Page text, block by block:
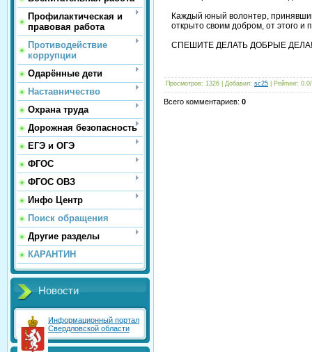
Профилактическая и
правовая работа
Противодействие
коррупции
Одарённые дети
Наставничество
Охрана труда
Дорожная безопасность
ЕГЭ и ОГЭ
ФГОС
ФГОС ОВЗ
Инфо Центр
Поиск обращения
Другие разделы
КАРАНТИН
Новости
Информационный портал
Свердловской области
Каждый юный волонтер,
открыто своим добром, от этого
СПЕШИТЕ ДЕЛАТЬ ДОБРЫЕ ДЕЛА!
Просмотров: 1326 | Добавил: sc25 Рейтинг: 0.0/
Всего комментариев: 0